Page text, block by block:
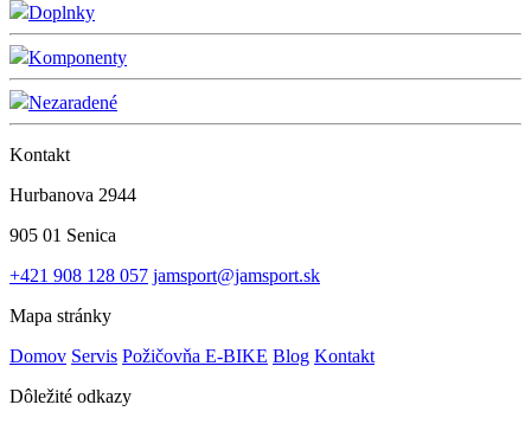
Doplnky
Komponenty
Nezaradené
Kontakt
Hurbanova 2944
905 01 Senica
+421 908 128 057 jamsport@jamsport.sk
Mapa stránky
Domov Servis Požičovňa E-BIKE Blog Kontakt
Dôležité odkazy